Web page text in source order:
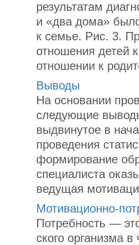
результатам
и «два дома»
к семье. Рис. 3.
отношения детей
отношении к
Выводы
На основании
следующие
выдвинутое в
проведения
формирование
специалиста
ведущая
Мотивационно-
Потребность —
ского организма